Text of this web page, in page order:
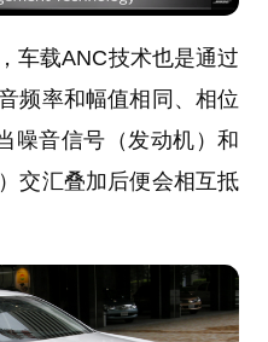
车载ANC技术也是通过
频率和幅值相同、相位
噪音信号（发动机）和
交汇叠加后便会相互抵